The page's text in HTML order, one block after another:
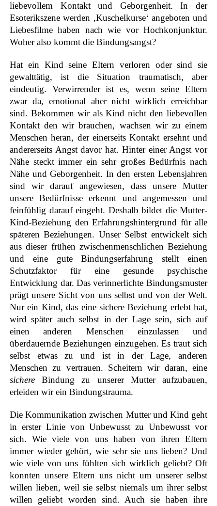
liebevollem Kontakt und Geborgenheit. In der
Esoterikszene werden ‚Kuschelkurse‘ angeboten und
Liebesfilme haben nach wie vor Hochkonjunktur.
Woher also kommt die Bindungsangst?
Hat ein Kind seine Eltern verloren oder sind sie
gewalttätig, ist die Situation traumatisch, aber
eindeutig. Verwirrender ist es, wenn seine Eltern
zwar da, emotional aber nicht wirklich erreichbar
sind. Bekommen wir als Kind nicht den liebevollen
Kontakt den wir brauchen, wachsen wir zu einem
Menschen heran, der einerseits Kontakt ersehnt und
andererseits Angst davor hat. Hinter einer Angst vor
Nähe steckt immer ein sehr großes Bedürfnis nach
Nähe und Geborgenheit. In den ersten Lebensjahren
sind wir darauf angewiesen, dass unsere Mutter
unsere Bedürfnisse erkennt und angemessen und
feinfühlig darauf eingeht. Deshalb bildet die Mutter-
Kind-Beziehung den Erfahrungshintergrund für alle
späteren Beziehungen. Unser Selbst entwickelt sich
aus dieser frühen zwischenmenschlichen Beziehung
und eine gute Bindungserfahrung stellt einen
Schutzfaktor für eine gesunde psychische
Entwicklung dar. Das verinnerlichte Bindungsmuster
prägt unsere Sicht von uns selbst und von der Welt.
Nur ein Kind, das eine sichere Beziehung erlebt hat,
wird später auch selbst in der Lage sein, sich auf
einen anderen Menschen einzulassen und
überdauernde Beziehungen einzugehen. Es traut sich
selbst etwas zu und ist in der Lage, anderen
Menschen zu vertrauen. Scheitern wir daran, eine
sichere Bindung zu unserer Mutter aufzubauen,
erleiden wir ein Bindungstrauma.
Die Kommunikation zwischen Mutter und Kind geht
in erster Linie von Unbewusst zu Unbewusst vor
sich. Wie viele von uns haben von ihren Eltern
immer wieder gehört, wie sehr sie uns lieben? Und
wie viele von uns fühlten sich wirklich geliebt? Oft
konnten unsere Eltern uns nicht um unserer selbst
willen lieben, weil sie selbst niemals um ihrer selbst
willen geliebt worden sind. Auch sie haben ihre